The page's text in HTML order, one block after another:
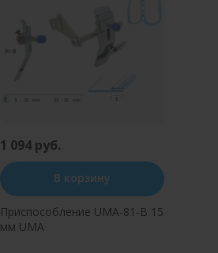
1 094 руб.
В корзину
Приспособление UMA-81-B 15
мм UMA